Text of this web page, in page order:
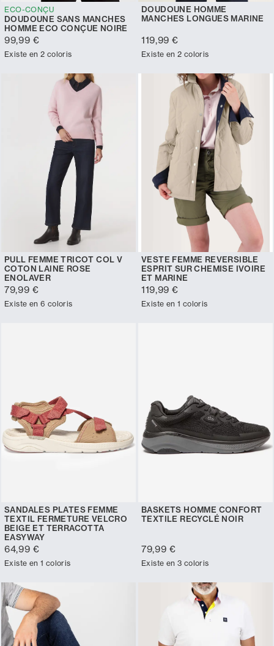
ECO-CONÇU
DOUDOUNE SANS MANCHES
HOMME ECO CONÇUE NOIRE
99,99 €
Existe en 2 coloris
DOUDOUNE HOMME
MANCHES LONGUES MARINE
119,99 €
Existe en 2 coloris
PULL FEMME TRICOT COL V
COTON LAINE ROSE
ENOLAVER
79,99 €
Existe en 6 coloris
VESTE FEMME REVERSIBLE
ESPRIT SUR CHEMISE IVOIRE
ET MARINE
119,99 €
Existe en 1 coloris
SANDALES PLATES FEMME
TEXTIL FERMETURE VELCRO
BEIGE ET TERRACOTTA
EASYWAY
64,99 €
Existe en 1 coloris
BASKETS HOMME CONFORT
TEXTILE RECYCLÉ NOIR
79,99 €
Existe en 3 coloris